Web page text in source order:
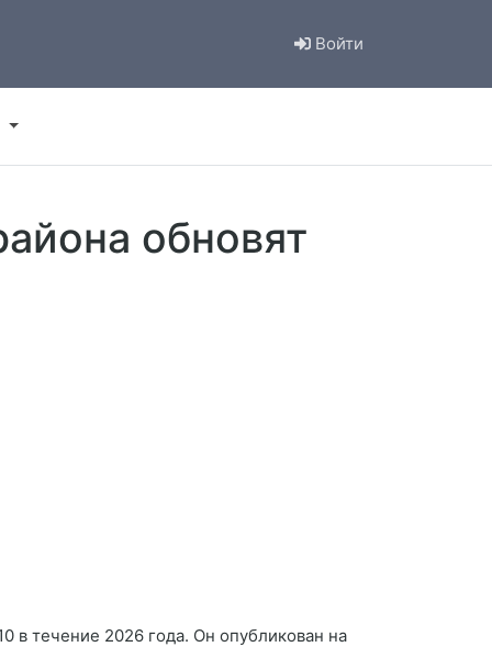
Войти
обновят
в течение 2026 года. Он опубликован на